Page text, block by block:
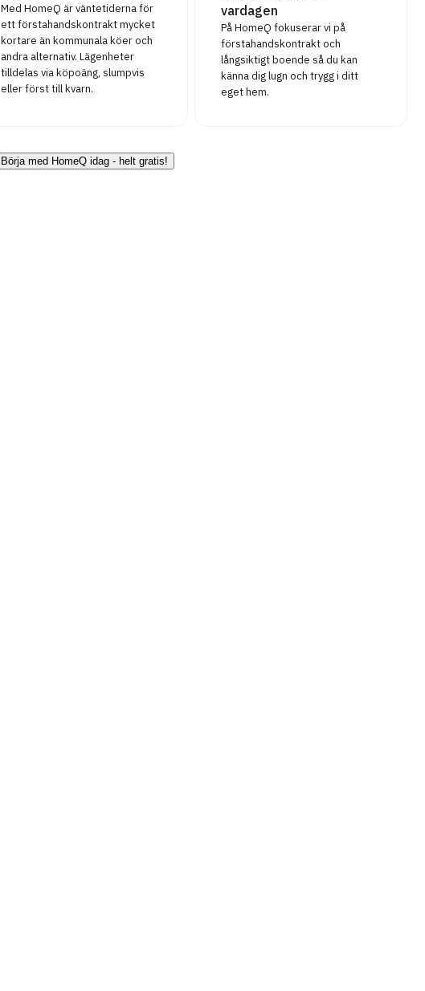
Med HomeQ är väntetiderna för
ett förstahandskontrakt mycket
kortare än kommunala köer och
andra alternativ. Lägenheter
tilldelas via köpoäng, slumpvis
eller först till kvarn.
vardagen
På HomeQ fokuserar vi på
förstahandskontrakt och
långsiktigt boende så du kan
känna dig lugn och trygg i ditt
eget hem.
Börja med HomeQ idag - helt gratis!